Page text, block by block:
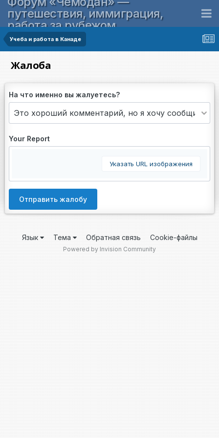
путешествия, иммиграция,
работа за рубежом
Учеба и работа в Канаде
Жалоба
На что именно вы жалуетесь?
Your Report
Указать URL изображения
Отправить жалобу
Язык Тема Обратная связь Cookie-файлы
Powered by Invision Community